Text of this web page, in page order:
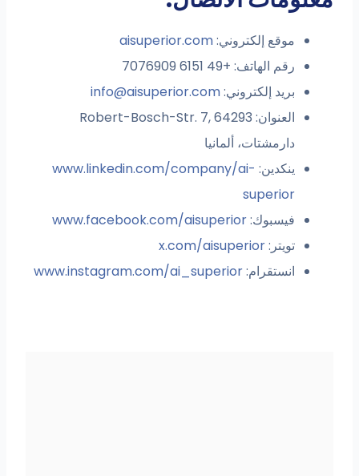
موقع إلكتروني:aisuperior.com
رقم الهاتف: +49 6151 7076909
بريد إلكتروني:info@aisuperior.com
العنوان: Robert-Bosch-Str. 7, 64293
دارمشتات، ألمانيا
ينكدين: www.linkedin.com/company/ai-
superior
فيسبوك:www.facebook.com/aisuperior
تويتر:x.com/aisuperior
انستقرام:www.instagram.com/ai_superior